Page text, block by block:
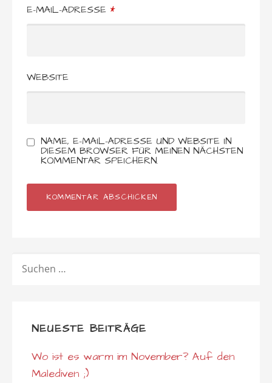
E-MAIL-ADRESSE *
WEBSITE
NAME, E-MAIL-ADRESSE UND WEBSITE IN
DIESEM BROWSER FÜR MEINEN NÄCHSTEN
KOMMENTAR SPEICHERN.
NACH:
NEUESTE BEITRÄGE
Wo ist es warm im November? Auf den
Malediven ;)